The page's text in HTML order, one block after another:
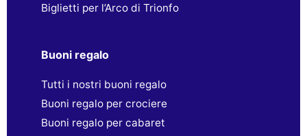
Biglietti per l’Arco di Trionfo
Buoni regalo
Tutti i nostri buoni regalo
Buoni regalo per crociere
Buoni regalo per cabaret